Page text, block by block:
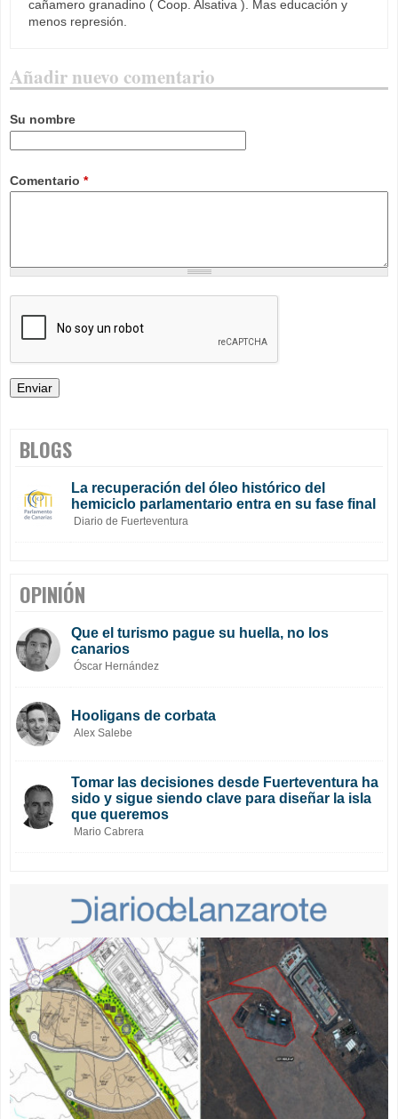
cañamero granadino ( Coop. Alsativa ). Mas educación y
menos represión.
Añadir nuevo comentario
Su nombre
Comentario *
BLOGS
La recuperación del óleo histórico del
hemiciclo parlamentario entra en su fase final
Diario de Fuerteventura
OPINIÓN
Que el turismo pague su huella, no los
canarios
Óscar Hernández
Hooligans de corbata
Alex Salebe
Tomar las decisiones desde Fuerteventura ha
sido y sigue siendo clave para diseñar la isla
que queremos
Mario Cabrera